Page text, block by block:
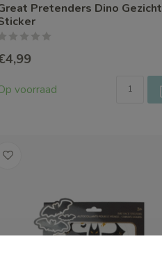
Pretenders Dino Gezicht
voorraad